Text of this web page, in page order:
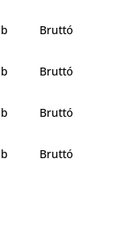
db Bruttó
db Bruttó
db Bruttó
db Bruttó